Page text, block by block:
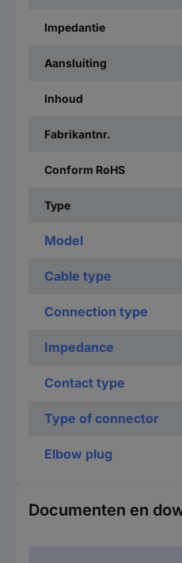
Impedantie
Aansluiting
Inhoud
Fabrikantnr.
Conform RoHS
Type
Model
Cable type
Connection type
Impedance
Contact type
Type of connector
Elbow plug
Documenten en